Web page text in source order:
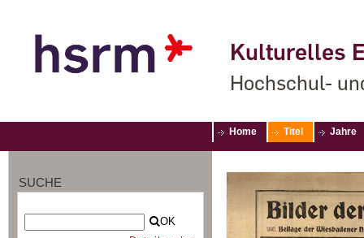
Kulturelles
Hochschul-
Home Titel Jahre
SUCHE
OK